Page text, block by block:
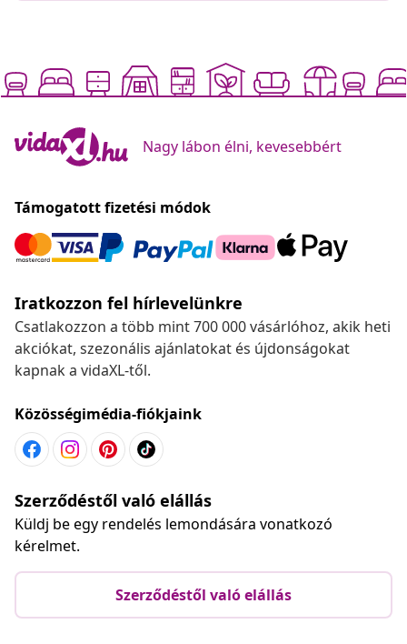
Nagy lábon élni, kevesebbért
Támogatott fizetési módok
Iratkozzon fel hírlevelünkre
Csatlakozzon a több mint 700 000 vásárlóhoz, akik heti
akciókat, szezonális ajánlatokat és újdonságokat
kapnak a vidaXL-től.
Közösségimédia-fiókjaink
Szerződéstől való elállás
Küldj be egy rendelés lemondására vonatkozó
kérelmet.
Szerződéstől való elállás